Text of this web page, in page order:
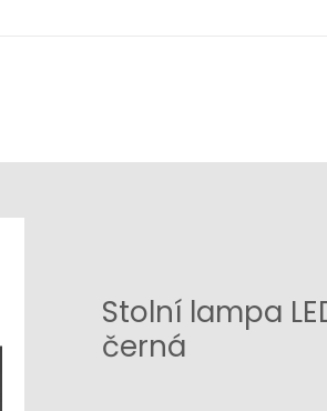
Stolní lampa
černá